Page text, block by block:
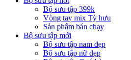
Bộ sưu tập 399k
Vòng tay mix Tỳ hưu
Sản phẩm bán chạy
Bộ sưu tập mới
Bộ sưu tập nam đẹp
Bộ sưu tập nữ đẹp